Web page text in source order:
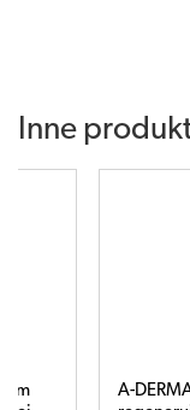
Inne
CICA Krem